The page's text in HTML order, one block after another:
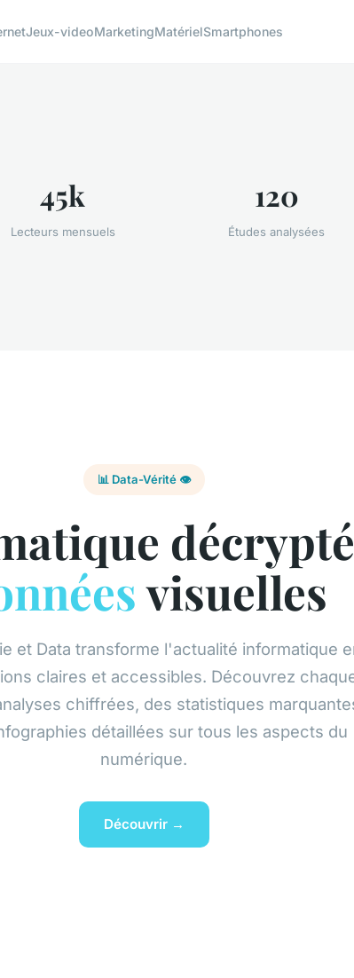
Jeux-videoMarketingMatérielSmartphones
45k
Lecteurs mensuels
120
Études analysées
📊 Data-Vérité 👁️
visuelles
et Data transforme l'actualité informatique
claires et accessibles. Découvrez
chiffrées, des statistiques
détaillées sur tous les aspects du
numérique.
Découvrir →